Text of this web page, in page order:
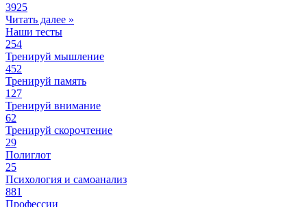
3925
Читать далее »
Наши тесты
254
Тренируй мышление
452
Тренируй память
127
Тренируй внимание
62
Тренируй скорочтение
29
Полиглот
25
Психология и самоанализ
881
Профессии